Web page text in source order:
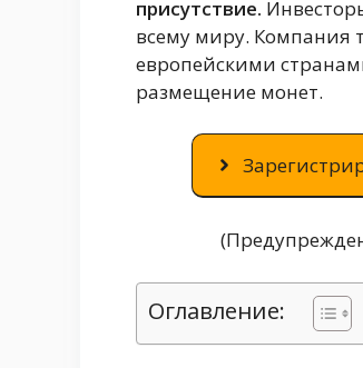
присутствие.
всему миру. Компания
европейскими
размещение монет.
Оглавление: